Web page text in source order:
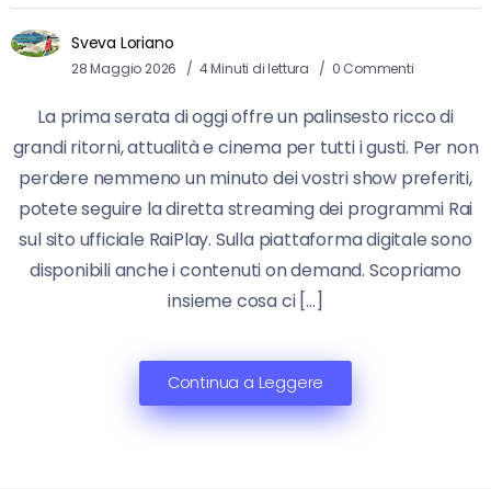
Sveva Loriano
28 Maggio 2026 4 Minuti di lettura 0 Commenti
La prima serata di oggi offre un palinsesto ricco di
grandi ritorni, attualità e cinema per tutti i gusti. Per non
perdere nemmeno un minuto dei vostri show preferiti,
potete seguire la diretta streaming dei programmi Rai
sul sito ufficiale RaiPlay. Sulla piattaforma digitale sono
disponibili anche i contenuti on demand. Scopriamo
insieme cosa ci […]
Continua a Leggere